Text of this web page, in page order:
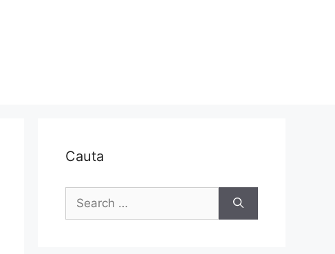
Cauta
Search
for: